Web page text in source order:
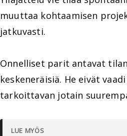
muuttaa kohtaamisen
jatkuvasti.
Onnelliset parit antavat
keskeneräisiä. He eivät
tarkoittavan jotain
LUE MYÖS